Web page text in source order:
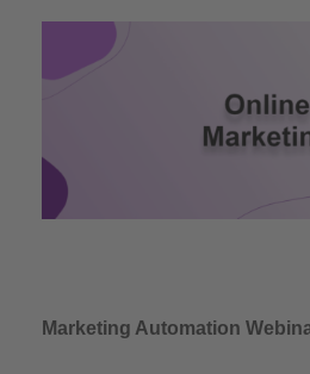
Marketing Automation